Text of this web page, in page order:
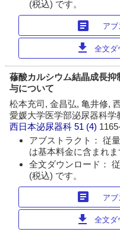
(税込) です。
article ア
download 全文ダ
蓚酸カルシウム結晶成長
与について
松本充司, 金昌弘, 亀井修,
愛媛大学医学部泌尿器科学
西日本泌尿器科 51 (4)
アブストラクト： 従
は基本料金に含まれま
全文ダウンロード：
(税込) です。
article ア
download 全文ダ